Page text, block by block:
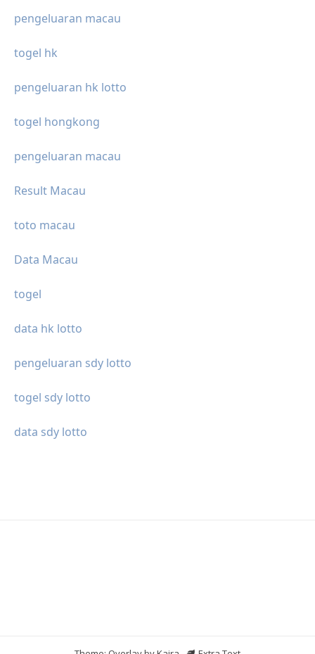
pengeluaran macau
togel hk
pengeluaran hk lotto
togel hongkong
pengeluaran macau
Result Macau
toto macau
Data Macau
togel
data hk lotto
pengeluaran sdy lotto
togel sdy lotto
data sdy lotto